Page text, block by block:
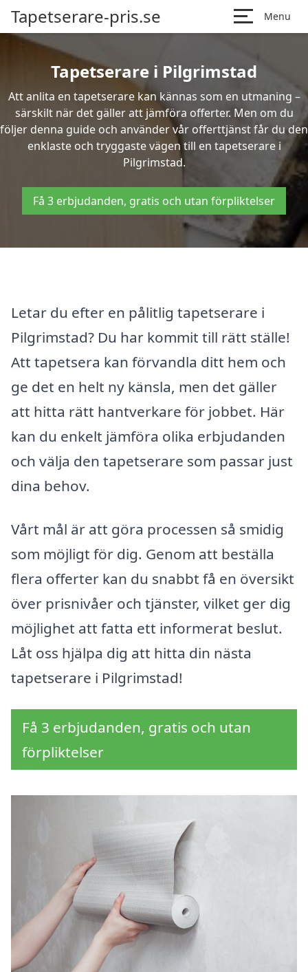
Tapetserare-pris.se Menu
Tapetserare i Pilgrimstad
Att anlita en tapetserare kan kännas som en utmaning –
särskilt när det gäller att jämföra offerter. Men om du
följer denna guide och använder vår offerttjänst får du den
enklaste och tryggaste vägen till en tapetserare i
Pilgrimstad.
Få 3 erbjudanden, gratis och utan förpliktelser
Letar du efter en pålitlig tapetserare i
Pilgrimstad? Du har kommit till rätt ställe!
Att tapetsera kan förvandla ditt hem och
ge det en helt ny känsla, men det gäller
att hitta rätt hantverkare för jobbet. Här
kan du enkelt jämföra olika erbjudanden
och välja den tapetserare som passar just
dina behov.
Vårt mål är att göra processen så smidig
som möjligt för dig. Genom att beställa
flera offerter kan du snabbt få en översikt
över prisnivåer och tjänster, vilket ger dig
möjlighet att fatta ett informerat beslut.
Låt oss hjälpa dig att hitta din nästa
tapetserare i Pilgrimstad!
Få 3 erbjudanden, gratis och utan
förpliktelser